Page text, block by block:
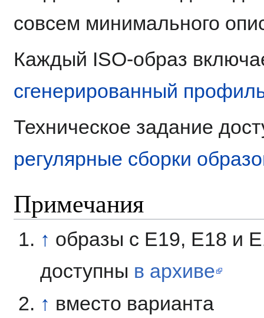
совсем минимального
Каждый ISO-образ
сгенерированный
Техническое задание
регулярные сборки
Примечания
↑ образы с E19, E18 и
доступны в архиве
↑ вместо варианта